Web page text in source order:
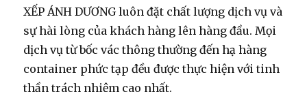
XẾP ÁNH DƯƠNG luôn đặt chất lượng dịch vụ và
sự hài lòng của khách hàng lên hàng đầu. Mọi
dịch vụ từbốc vác thông thường đếnhạ hàng
container phức tạp đều được thực hiện với tinh
thần trách nhiệm cao nhất.